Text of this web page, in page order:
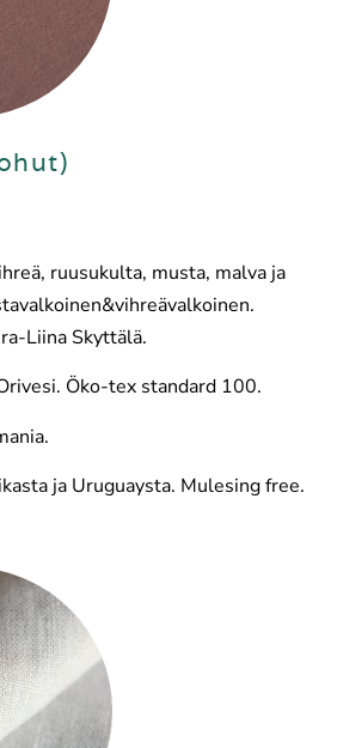
ruusukulta, musta, malva ja
Liina Skyttälä.
Öko-tex standard 100.
ja Uruguaysta. Mulesing free.